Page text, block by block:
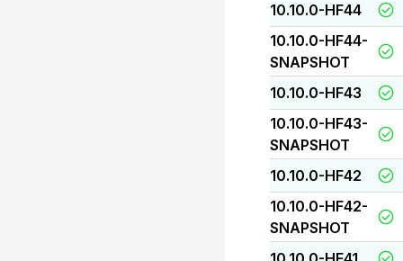
10.10.0-HF44
10.10.0-HF44-
SNAPSHOT
10.10.0-HF43
10.10.0-HF43-
SNAPSHOT
10.10.0-HF42
10.10.0-HF42-
SNAPSHOT